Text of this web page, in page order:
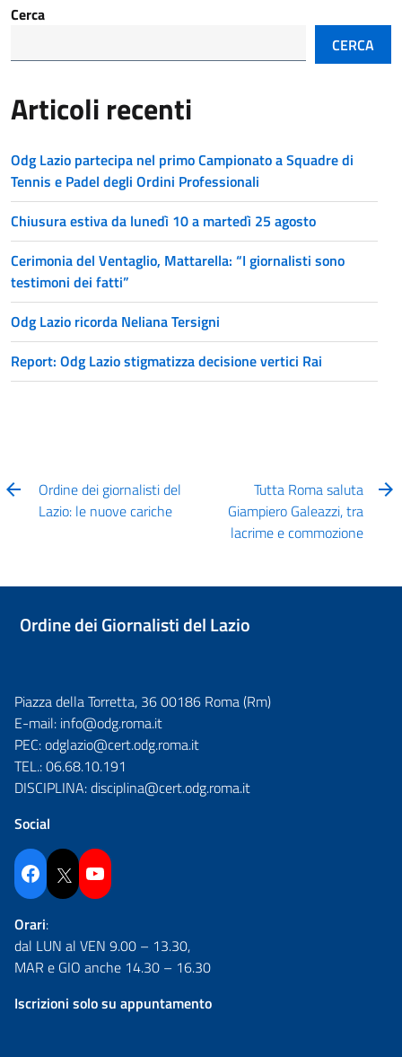
Cerca
CERCA
Articoli recenti
Odg Lazio partecipa nel primo Campionato a Squadre di
Tennis e Padel degli Ordini Professionali
Chiusura estiva da lunedì 10 a martedì 25 agosto
Cerimonia del Ventaglio, Mattarella: “I giornalisti sono
testimoni dei fatti”
Odg Lazio ricorda Neliana Tersigni
Report: Odg Lazio stigmatizza decisione vertici Rai
Ordine dei giornalisti del
Lazio: le nuove cariche
Tutta Roma saluta
Giampiero Galeazzi, tra
lacrime e commozione
Ordine dei Giornalisti del Lazio
Piazza della Torretta, 36 00186 Roma (Rm)
E-mail: info@odg.roma.it
PEC:odglazio@cert.odg.roma.it
TEL.:06.68.10.191
DISCIPLINA:disciplina@cert.odg.roma.it
Social
Facebook Twitter YouTube
Orari:
dal LUN al VEN 9.00 – 13.30,
MAR e GIO anche 14.30 – 16.30
Iscrizioni solo su appuntamento